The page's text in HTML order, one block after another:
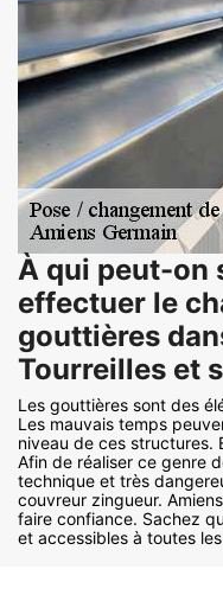
À qui peut-on
effectuer le
gouttières
Tourreilles et
Les gouttières sont des
Les mauvais temps
niveau de ces structures.
Afin de réaliser ce genre
technique et très
couvreur zingueur.
faire confiance. Sachez
et accessibles à toutes